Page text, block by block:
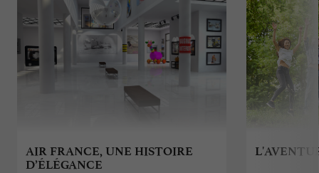
AIR FRANCE, UNE HISTOIRE
D’ÉLÉGANCE